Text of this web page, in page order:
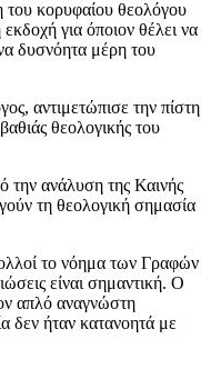
κορυφαίου θεολόγου
για όποιον θέλει να
δυσνόητα μέρη του
αντιμετώπισε την πίστη
θεολογικής του
την ανάλυση της Καινής
τη θεολογική σημασία
το νόημα των Γραφών
είναι σημαντική. Ο
απλό αναγνώστη
δεν ήταν κατανοητά με